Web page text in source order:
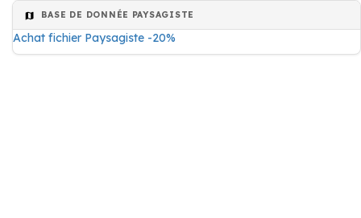
BASE DE DONNÉE PAYSAGISTE
Achat fichier Paysagiste -20%